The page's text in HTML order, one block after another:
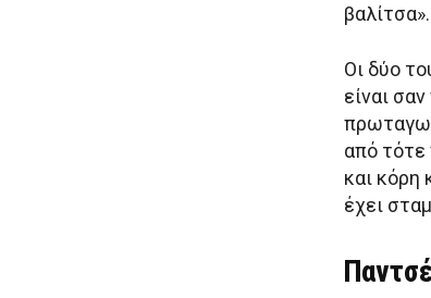
βαλίτσα».
Οι δύο
είναι
από τότε
και κόρη
έχει